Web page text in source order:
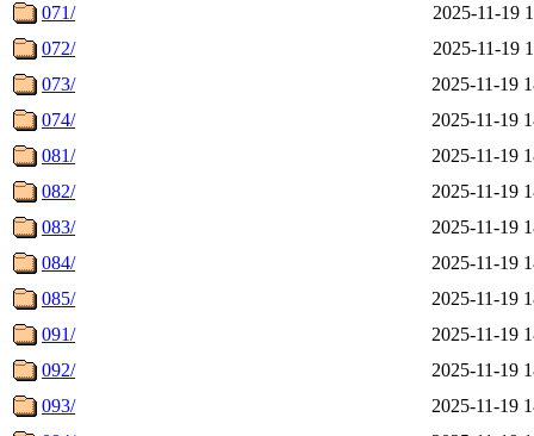
071/
2025-11-19
072/
2025-11-19
073/
2025-11-19
074/
2025-11-19
081/
2025-11-19
082/
2025-11-19
083/
2025-11-19
084/
2025-11-19
085/
2025-11-19
091/
2025-11-19
092/
2025-11-19
093/
2025-11-19